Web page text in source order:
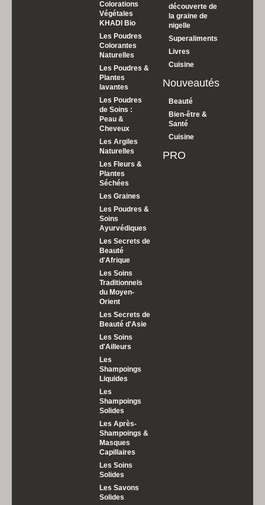
Colorations
Végétales
KHADI Bio
Les Poudres
Colorantes
Naturelles
Les Poudres &
Plantes
lavantes
Les Poudres
de Soins :
Peau &
Cheveux
Les Argiles
Naturelles
Les Fleurs &
Plantes
Séchées
Les Graines
Les Poudres &
Soins
Ayurvédiques
Les Secrets de
Beauté
d'Afrique
Les Soins
Traditionnels
du Moyen-
Orient
Les Secrets de
Beauté d'Asie
Les Soins
d'Ailleurs
Les
Shampoings
Liquides
Les
Shampoings
Solides
Les Après-
Shampoings &
Masques
Capillaires
Les Soins
Solides
Les Savons
Solides
découverte de
la graine de
nigelle
Superaliments
Livres
Cuisine
Nouveautés
Beauté
Bien-être &
Santé
Cuisine
PRO